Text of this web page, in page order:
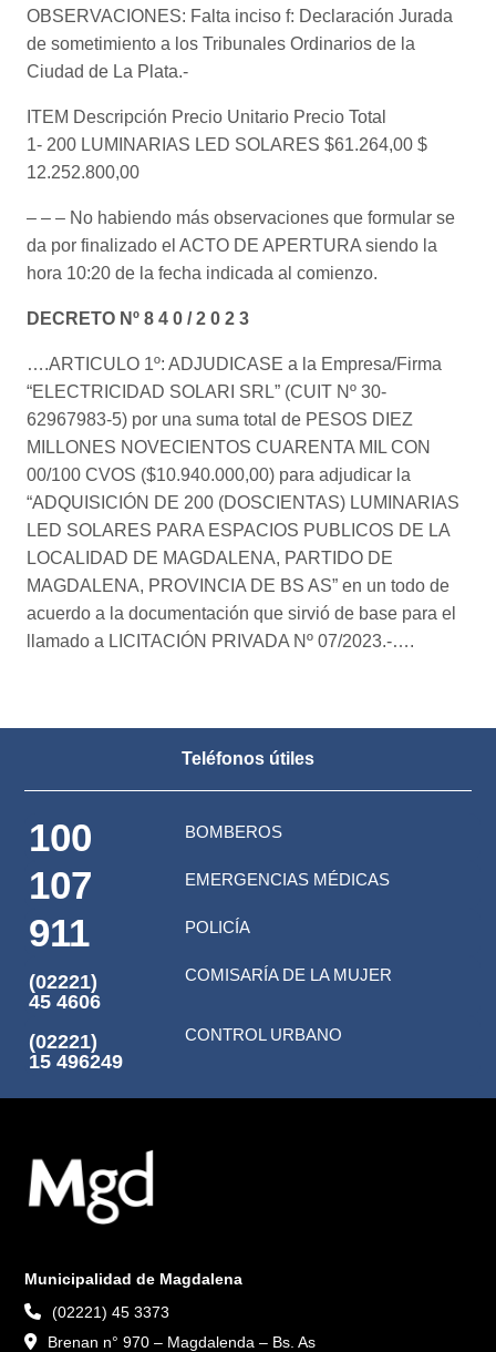
OBSERVACIONES: Falta inciso f: Declaración Jurada
de sometimiento a los Tribunales Ordinarios de la
Ciudad de La Plata.-
ITEM Descripción Precio Unitario Precio Total
1- 200 LUMINARIAS LED SOLARES $61.264,00 $
12.252.800,00
– – – No habiendo más observaciones que formular se
da por finalizado el ACTO DE APERTURA siendo la
hora 10:20 de la fecha indicada al comienzo.
DECRETO Nº 8 4 0 / 2 0 2 3
….ARTICULO 1º: ADJUDICASE a la Empresa/Firma
“ELECTRICIDAD SOLARI SRL” (CUIT Nº 30-
62967983-5) por una suma total de PESOS DIEZ
MILLONES NOVECIENTOS CUARENTA MIL CON
00/100 CVOS ($10.940.000,00) para adjudicar la
“ADQUISICIÓN DE 200 (DOSCIENTAS) LUMINARIAS
LED SOLARES PARA ESPACIOS PUBLICOS DE LA
LOCALIDAD DE MAGDALENA, PARTIDO DE
MAGDALENA, PROVINCIA DE BS AS” en un todo de
acuerdo a la documentación que sirvió de base para el
llamado a LICITACIÓN PRIVADA Nº 07/2023.-….
Teléfonos útiles
100 BOMBEROS
107 EMERGENCIAS MÉDICAS
911 POLICÍA
(02221)
45 4606
COMISARÍA DE LA MUJER
(02221)
15 496249
CONTROL URBANO
Municipalidad de Magdalena
(02221) 45 3373
Brenan n° 970 – Magdalenda – Bs. As